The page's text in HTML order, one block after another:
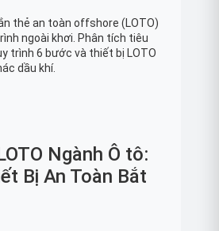
thẻ an toàn offshore (LOTO)
ngoài khơi. Phân tích tiêu
trình 6 bước và thiết bị LOTO
dầu khí.
Ngành Ô tô:
Bị An Toàn Bắt